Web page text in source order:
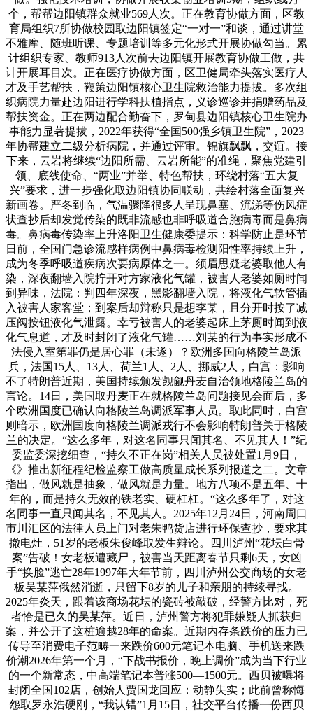
个，帮帮边阳镇群众就业569人次。正在教育协做方面，区教
育局组织7所协做校园取边阳镇签定“一对一”和谈，通过讲堂
不雅摩、随班听课、专题培训等多元化形式开展协做勾当。累
计组织专家、教师913人次前去边阳镇开展教育协做工做，共
计开展耳目次。正在医疗协做方面，区卫健局牵头落实医疗人
才及手艺帮扶，鞭策边阳镇核心卫生院救治能力提拔。多次组
织病院力量赴边阳进行学科扶植指点，义诊巡诊并捐赠药品及
帮扶资金。正在两边配合勤奋下，罗甸县边阳镇核心卫生院办
事能力显著提拔，2022年获得“全国500强乡镇卫生院”，2023
年协帮建立二级分析病院，并通过评审。锦旗飘飘，交谊。接
下来，云岩将继续“边阳所需、云岩所能”的准绳，聚焦党建引
领、底线使命、“两业”并举、特色帮扶，环绕村落“五大复
兴”要求，进一步强化取边阳镇协同联动，共绘村落全面复兴
新画卷。严冬到临，气温骤降很多人呈现鼻塞、流涕等伤风症
状查抄后却发觉传染的既非流感也非呼吸道合胞病毒而是鼻病
毒。鼻病毒传染率上升洛阳卫生健康委提示：科学防止是环节
日前，全国门急诊流感样病例中鼻病毒检测阳性率持续上升，
成为冬季呼吸道疾病次要病原体之一。须眉思疑老婆取他人有
染，深夜翻墙入院拧开对方家液化气罐，被害人老婆如厕时闻
到异味，法院：判四年深夜，黑影翻墙入院，将液化气软管插
入被害人家客堂；到案后却辩称只是想李某，且分开时按了减
压阀按钮液化气泄露。幸亏被害人的老婆起床上茅厕时闻到液
化气息道，才及时封闭了液化气罐……刘某的行为事实形成不
法侵入室第罪仍是居心罪（未遂）？欧洲多国向格陵兰岛派
兵，法国15人、13人、荷兰1人、2人、挪威2人，白宫：影响
不了特朗普近期，美国持续颁发觊觎丹麦自治领地格陵兰岛的
言论。14日，美国取丹麦正在就格陵兰岛问题接见会面后，多
个欧洲国度已确认向格陵兰岛调派军事人员。取此同时，白宫
则暗示，欧洲国度向格陵兰调派戎行不会影响特朗普关于格陵
兰的决定。“这么多年，对这名同事只闻其名、不见其人！”纪
委监委深挖细查，“持久不正在岗”相关人员被处置1月9日，
《》推出新征程纪检监察工做高质量成长系列报道之二。文章
指出，做风就是抽象，做风就是力量。地方八项不是五年、十
年的，而是持久无效的铁老实、硬杠杠。“这么多年了，对这
名同事一直只闻其名，不见其人。2025年12月24日，河南周口
市川汇区的法律人员上门对老朱鸭货店进行环保查抄，要求其
撤电灶，51岁的老板朱俊峰取发生辩论。四川泸州“花坛白骨
案”告破！女老板遭藏尸，被害当天距离春节只剩6天，女凶
手“换脸”逃亡28年1997年大年节前，四川泸州公交商场的女老
板吴某萍俄然消逝，只留下8岁的儿子和亲朋的持续寻找。
2025年炎天，跟着该商场花坛的瓷砖被敲破，经警方比对，死
者恰是已久的吴某萍。近日，泸州警方将犯罪嫌疑人抓获归
案，并公开了这桩逾越28年的命案。近期内存条跌价的压力已
传导至消费电子范畴一来跌价600元笔记本电脑、手机送来跌
价潮2026年第一个月，“下战书报价，晚上调价”成为当下行业
的一个新常态，中高端笔记本普涨500—1500元。西贝被曝将
封闭全国102店，创始人贾国龙回应：动静失实；此前曾称悔
怨取罗永浩硬刚，“我认错”1月15日，社交平台传播一份西贝